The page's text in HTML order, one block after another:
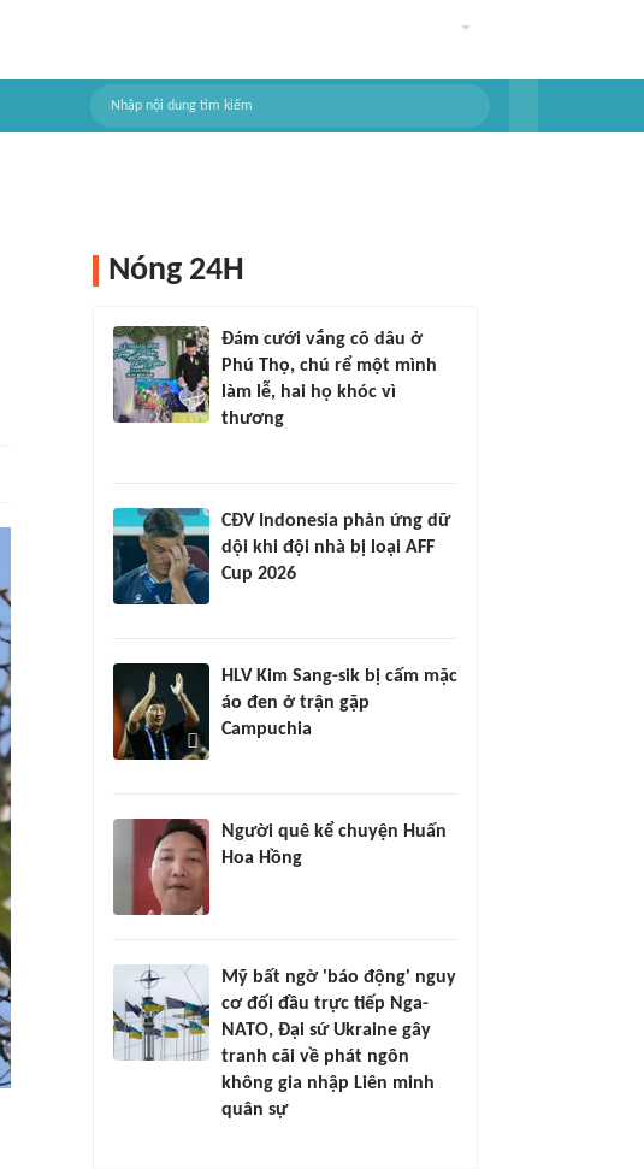
Nóng 24H
Đám cưới vắng cô dâu ở
Phú Thọ, chú rể một mình
làm lễ, hai họ khóc vì
thương
CĐV Indonesia phản ứng dữ
dội khi đội nhà bị loại AFF
Cup 2026
HLV Kim Sang-sik bị cấm mặc
áo đen ở trận gặp
Campuchia
Người quê kể chuyện Huấn
Hoa Hồng
Mỹ bất ngờ 'báo động' nguy
cơ đối đầu trực tiếp Nga-
NATO, Đại sứ Ukraine gây
tranh cãi về phát ngôn
không gia nhập Liên minh
quân sự